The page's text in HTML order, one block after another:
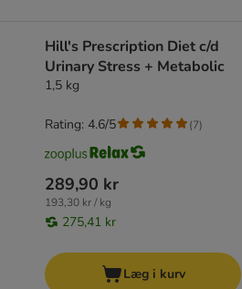
Hill's Prescription Diet c/d
Urinary Stress + Metabolic
1,5 kg
289,90 kr
193,30 kr / kg
275,41 kr
Rating: 4.6/5 (7)
Læg i kurv